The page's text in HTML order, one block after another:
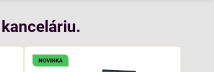
NOVINKA